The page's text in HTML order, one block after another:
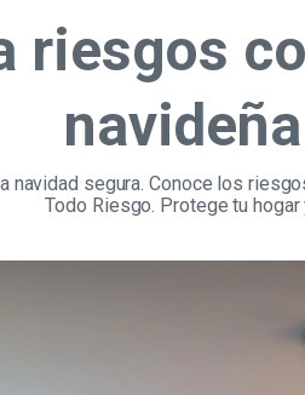
riesgos
navidad segura. Conoce los
Todo Riesgo. Protege tu